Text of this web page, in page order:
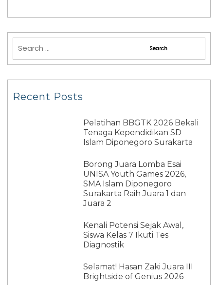
Recent Posts
Pelatihan BBGTK 2026 Bekali
Tenaga Kependidikan SD
Islam Diponegoro Surakarta
Borong Juara Lomba Esai
UNISA Youth Games 2026,
SMA Islam Diponegoro
Surakarta Raih Juara 1 dan
Juara 2
Kenali Potensi Sejak Awal,
Siswa Kelas 7 Ikuti Tes
Diagnostik
Selamat! Hasan Zaki Juara III
Brightside of Genius 2026